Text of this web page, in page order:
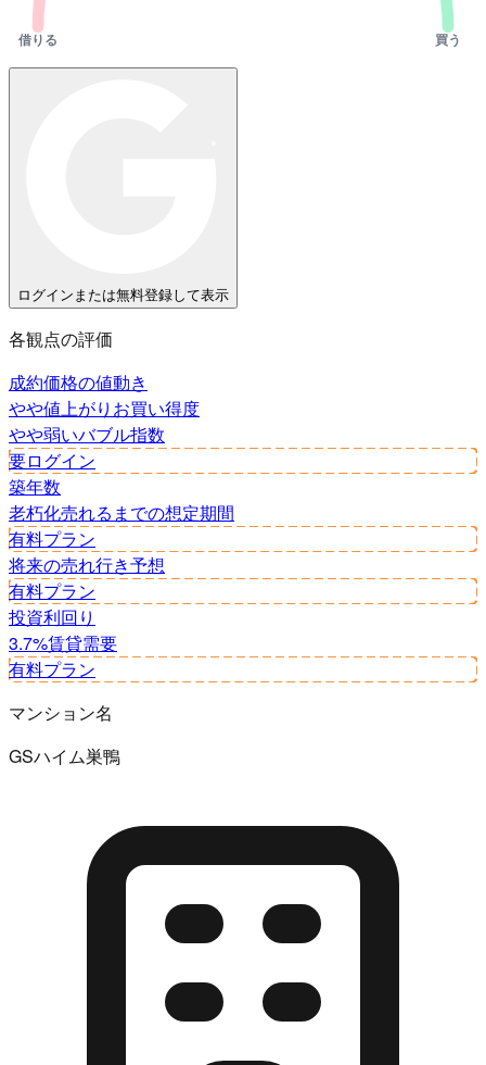
借りる 買う
ログインまたは無料登録して表示
各観点の評価
成約価格の値動き
やや値上がり お買い得度
やや弱いバブル指数
要ログイン
築年数
老朽化売れるまでの想定期間
有料プラン
将来の売れ行き予想
有料プラン
投資利回り
3.7%賃貸需要
有料プラン
マンション名
GSハイム巣鴨